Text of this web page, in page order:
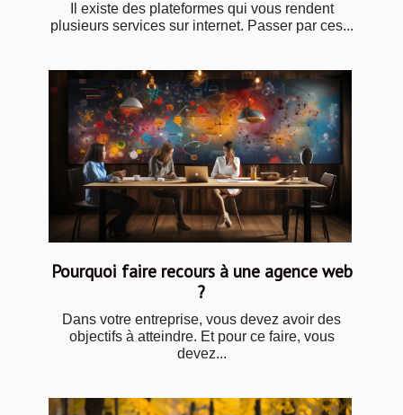
Il existe des plateformes qui vous rendent
plusieurs services sur internet. Passer par ces...
Pourquoi faire recours à une agence web
?
Dans votre entreprise, vous devez avoir des
objectifs à atteindre. Et pour ce faire, vous
devez...